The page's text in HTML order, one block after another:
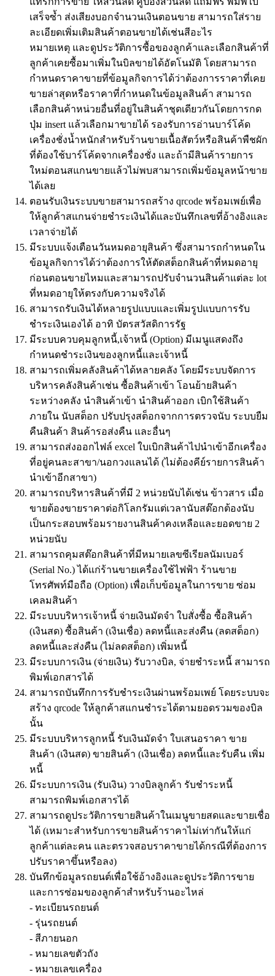
เสร็จซ้ำ ส่งเสียงบอกจำนวนเงินตอนขาย สามารถใส่ราย
ละเอียดเพิ่มเติมสินค้าตอนขายได้เช่นสีอะไร
หมายเหตุ และดูประวัติการซื้อของลูกค้าและเลือกสินค้าที่
ลูกค้าเคยซื้อมาเพิ่มในบิลขายได้อัตโนมัติ โดยสามารถ
กำหนดราคาขายที่ข้อมูลกิจการได้ว่าต้องการราคาที่เคย
ขายล่าสุดหรือราคาที่กำหนดในข้อมูลสินค้า สามารถ
เลือกสินค้าหน่วยอื่นที่อยู่ในสินค้าชุดเดียวกันโดยการกด
ปุ่ม insert แล้วเลือกมาขายได้ รองรับการอ่านบาร์โค้ด
เครื่องชั่งน้ำหนักสำหรับร้านขายเนื้อสัตว์หรือสินค้าพืชผัก
ที่ต้องใช้บาร์โค้ดจากเครื่องชั่ง และถ้ามีสินค้ารายการ
ใหม่ตอนสแกนขายแล้วไม่พบสามารถเพิ่มข้อมูลหน้าขาย
ได้เลย
ตอนรับเงินระบบขายสามารถสร้าง qrcode พร้อมเพย์เพื่อ
ให้ลูกค้าสแกนจ่ายชำระเงินได้และบันทึกเลขที่อ้างอิงและ
เวลาจ่ายได้
มีระบบแจ้งเตือนวันหมดอายุสินค้า ซึ่งสามารถกำหนดใน
ข้อมูลกิจการได้ว่าต้องการให้ตัดสต็อกสินค้าที่หมดอายุ
ก่อนตอนขายไหมและสามารถปรับจำนวนสินค้าแต่ละ lot
ที่หมดอายุให้ตรงกับความจริงได้
สามารถรับเงินได้หลายรูปแบบและเพิ่มรูปแบบการรับ
ชำระเงินเองได้ อาทิ บัตรสวัสดิการรัฐ
มีระบบควบคุมลูกหนี้,เจ้าหนี้ (Option) มีเมนูแสดงถึง
กำหนดชำระเงินของลูกหนี้และเจ้าหนี้
สามารถเพิ่มคลังสินค้าได้หลายคลัง โดยมีระบบจัดการ
บริหารคลังสินค้าเช่น ซื้อสินค้าเข้า โอนย้ายสินค้า
ระหว่างคลัง นำสินค้าเข้า นำสินค้าออก เบิกใช้สินค้า
ภายใน นับสต็อก ปรับปรุงสต็อกจากการตรวจนับ ระบบยืม
คืนสินค้า สินค้ารอส่งคืน และอื่นๆ
สามารถส่งออกไฟล์ excel ใบเบิกสินค้าไปนำเข้าอีกเครื่อง
ที่อยู่คนละสาขา/นอกวงแลนได้ (ไม่ต้องคีย์รายการสินค้า
นำเข้าอีกสาขา)
สามารถบริหารสินค้าที่มี 2 หน่วยนับได้เช่น ข้าวสาร เมื่อ
ขายต้องขายราคาต่อกิโลกรัมแต่เวลานับสต๊อกต้องนับ
เป็นกระสอบพร้อมรายงานสินค้าคงเหลือและยอดขาย 2
หน่วยนับ
สามารถคุมสต๊อกสินค้าที่มีหมายเลขซีเรียลนัมเบอร์
(Serial No.) ได้แก่ร้านขายเครื่องใช้ไฟฟ้า ร้านขาย
โทรศัพท์มือถือ (Option) เพื่อเก็บข้อมูลในการขาย ซ่อม
เคลมสินค้า
มีระบบบริหารเจ้าหนี้ จ่ายเงินมัดจำ ใบสั่งซื้อ ซื้อสินค้า
(เงินสด) ซื้อสินค้า (เงินเชื่อ) ลดหนี้และส่งคืน (ลดสต็อก)
ลดหนี้และส่งคืน (ไม่ลดสต็อก) เพิ่มหนี้
มีระบบการเงิน (จ่ายเงิน) รับวางบิล, จ่ายชำระหนี้ สามารถ
พิมพ์เอกสารได้
สามารถบันทึกการรับชำระเงินผ่านพร้อมเพย์ โดยระบบจะ
สร้าง qrcode ให้ลูกค้าสแกนชำระได้ตามยอดรวมของบิล
นั้น
มีระบบบริหารลูกหนี้ รับเงินมัดจำ ใบเสนอราคา ขาย
สินค้า (เงินสด) ขายสินค้า (เงินเชื่อ) ลดหนี้และรับคืน เพิ่ม
หนี้
มีระบบการเงิน (รับเงิน) วางบิลลูกค้า รับชำระหนี้
สามารถพิมพ์เอกสารได้
สามารถดูประวัติการขายสินค้าในเมนูขายสดและขายเชื่อ
ได้ (เหมาะสำหรับการขายสินค้าราคาไม่เท่ากันให้แก่
ลูกค้าแต่ละคน และตรวจสอบราคาขายได้กรณีที่ต้องการ
ปรับราคาขึ้นหรือลง)
บันทึกข้อมูลรถยนต์เพื่อใช้อ้างอิงและดูประวัติการขาย
และการซ่อมของลูกค้าสำหรับร้านอะไหล่
- ทะเบียนรถยนต์
- รุ่นรถยนต์
- สีภายนอก
- หมายเลขตัวถัง
- หมายเลขเครื่อง